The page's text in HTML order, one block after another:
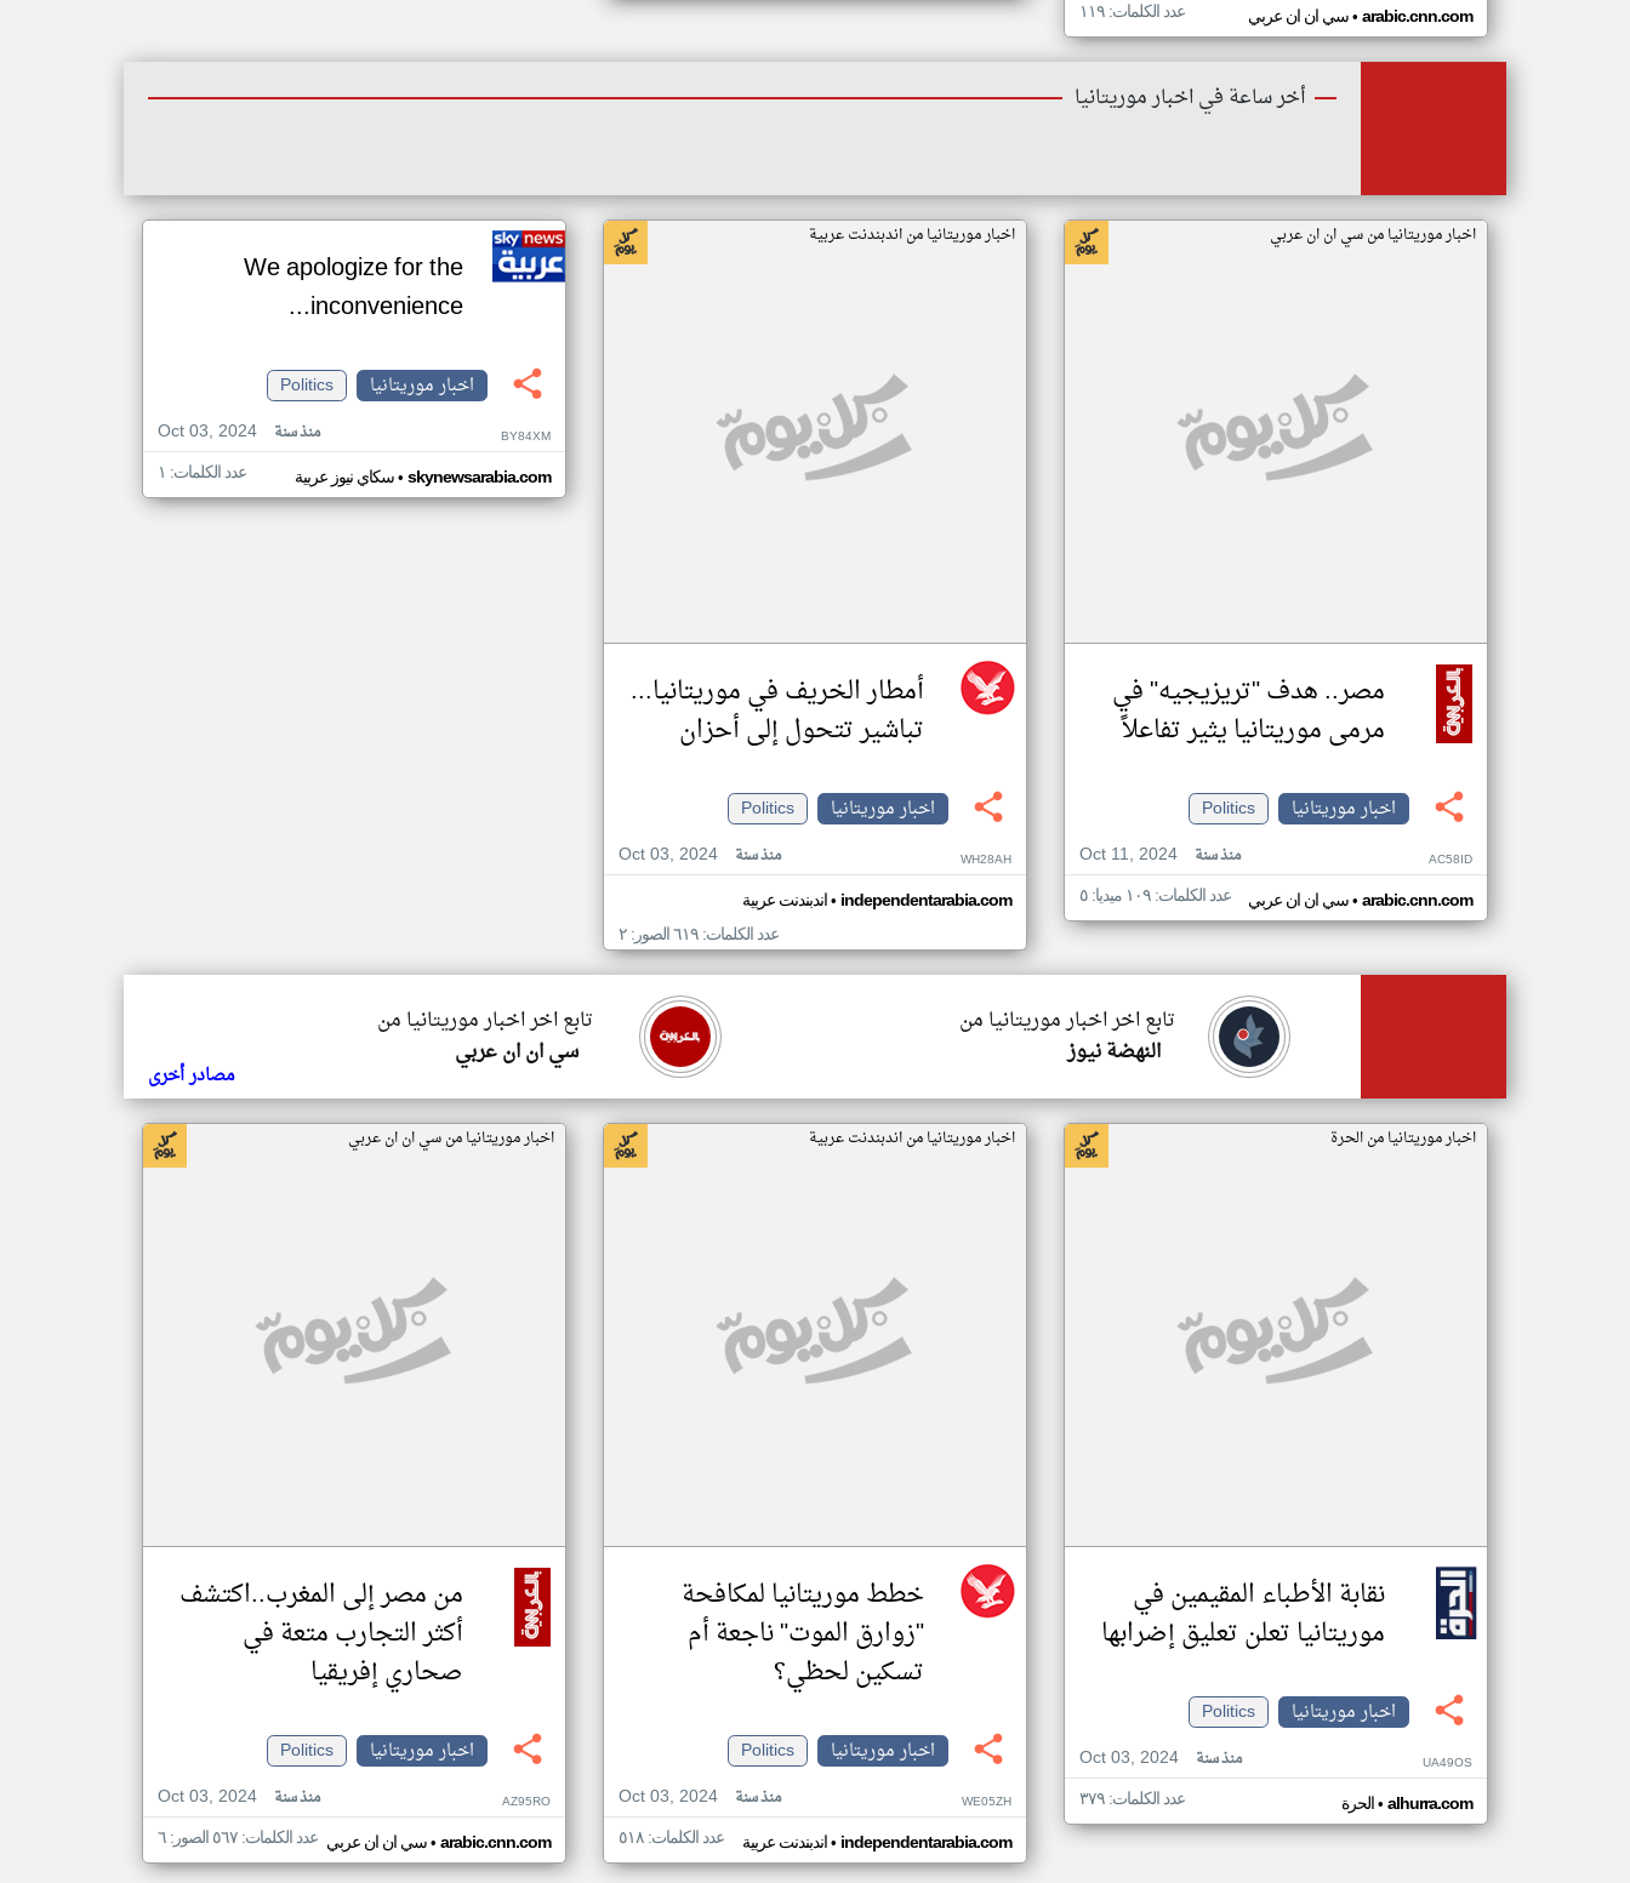
سي ان ان عربي• arabic.cnn.com عدد الكلمات: ١١٩
أخر ساعة في اخبار موريتانيا
اخبار موريتانيا من سي ان ان عربي
مصر.. هدف "تريزيجيه" في
مرمى موريتانيا يثير تفاعلاً
اخبار موريتانيا
Politics
Oct 11, 2024
منذ سنة AC58ID
سي ان ان عربي• arabic.cnn.com عدد الكلمات: ١٠٩ ميديا: ٥
اخبار موريتانيا من اندبندنت عربية
أمطار الخريف في موريتانيا...
تباشير تتحول إلى أحزان
اخبار موريتانيا
Politics
Oct 03, 2024
منذ سنة WH28AH
اندبندنت عربية• independentarabia.com
عدد الكلمات: ٦١٩ الصور: ٢
We apologize for the
inconvenience...
اخبار موريتانيا
Politics
Oct 03, 2024
منذ سنة BY84XM
سكاي نيوز عربية• skynewsarabia.com عدد الكلمات: ١
تابع اخر اخبار موريتانيا من
سي ان ان عربي
تابع اخر اخبار موريتانيا من
النهضة نيوز
مصادر أخرى
اخبار موريتانيا من الحرة
نقابة الأطباء المقيمين في
موريتانيا تعلن تعليق إضرابها
اخبار موريتانيا
Politics
Oct 03, 2024
منذ سنة UA49OS
الحرة• alhurra.com عدد الكلمات: ٣٧٩
اخبار موريتانيا من اندبندنت عربية
خطط موريتانيا لمكافحة
"زوارق الموت" ناجعة أم
تسكين لحظي؟
اخبار موريتانيا
Politics
Oct 03, 2024
منذ سنة WE05ZH
اندبندنت عربية• independentarabia.com عدد الكلمات: ٥١٨
اخبار موريتانيا من سي ان ان عربي
من مصر إلى المغرب..اكتشف
أكثر التجارب متعة في
صحاري إفريقيا
اخبار موريتانيا
Politics
Oct 03, 2024
منذ سنة AZ95RO
سي ان ان عربي• arabic.cnn.com عدد الكلمات: ٥٦٧ الصور: ٦